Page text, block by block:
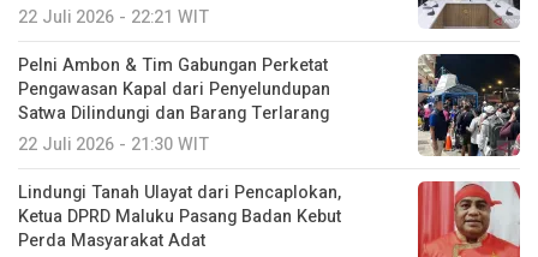
22 Juli 2026 - 22:21 WIT
Pelni Ambon & Tim Gabungan Perketat
Pengawasan Kapal dari Penyelundupan
Satwa Dilindungi dan Barang Terlarang
22 Juli 2026 - 21:30 WIT
Lindungi Tanah Ulayat dari Pencaplokan,
Ketua DPRD Maluku Pasang Badan Kebut
Perda Masyarakat Adat